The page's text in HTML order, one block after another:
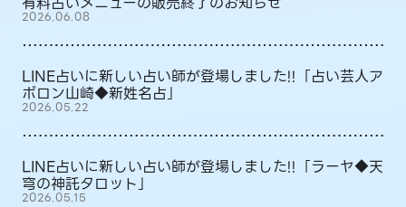
2026.06.08
LINE占いに新しい占い師が登場しました!!「占い芸人ア
ポロン山崎◆新姓名占」
2026.05.22
LINE占いに新しい占い師が登場しました!!「ラーヤ◆天
穹の神託タロット」
2026.05.15